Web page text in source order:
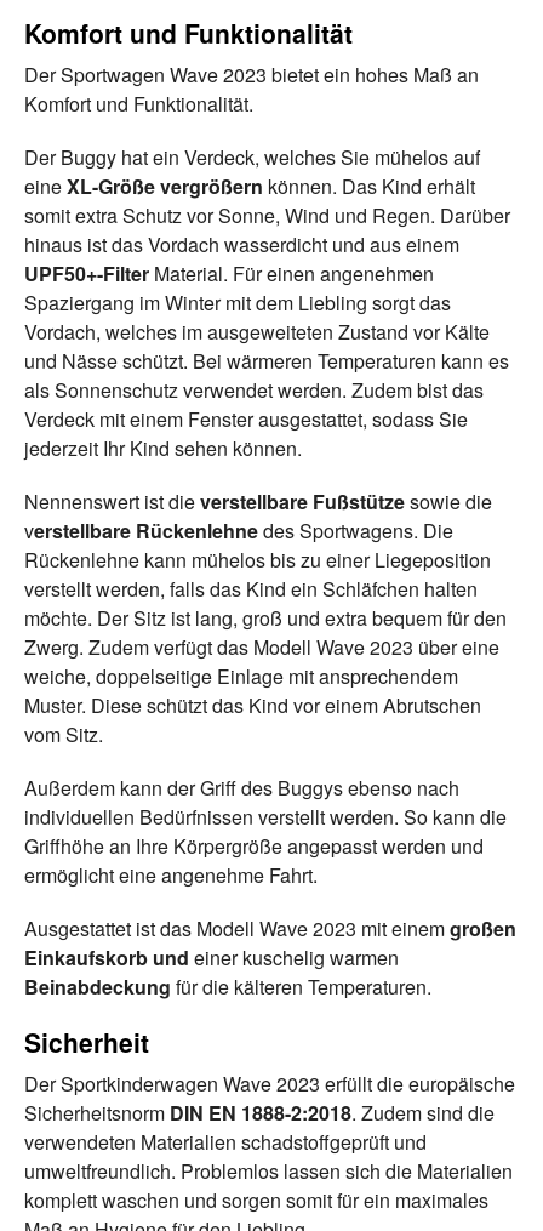
Komfort und Funktionalität
Der Sportwagen Wave 2023 bietet ein hohes Maß an
Komfort und Funktionalität.
Der Buggy hat ein Verdeck, welches Sie mühelos auf
eineXL-Größe vergrößern können. Das Kind erhält
somit extra Schutz vor Sonne, Wind und Regen. Darüber
hinaus ist das Vordach wasserdicht und aus einem
UPF50+-Filter Material. Für einen angenehmen
Spaziergang im Winter mit dem Liebling sorgt das
Vordach, welches im ausgeweiteten Zustand vor Kälte
und Nässe schützt. Bei wärmeren Temperaturen kann es
als Sonnenschutz verwendet werden. Zudem bist das
Verdeck mit einem Fenster ausgestattet, sodass Sie
jederzeit Ihr Kind sehen können.
Nennenswert ist dieverstellbare Fußstützesowie die
verstellbare Rückenlehnedes Sportwagens. Die
Rückenlehne kann mühelos bis zu einer Liegeposition
verstellt werden, falls das Kind ein Schläfchen halten
möchte. Der Sitz ist lang, groß und extra bequem für den
Zwerg. Zudem verfügt das Modell Wave 2023 über eine
weiche, doppelseitige Einlage mit ansprechendem
Muster. Diese schützt das Kind vor einem Abrutschen
vom Sitz.
Außerdem kann der Griff des Buggys ebenso nach
individuellen Bedürfnissen verstellt werden. So kann die
Griffhöhe an Ihre Körpergröße angepasst werden und
ermöglicht eine angenehme Fahrt.
Ausgestattet ist das Modell Wave 2023 mit einemgroßen
Einkaufskorb und einer kuschelig warmen
Beinabdeckung für die kälteren Temperaturen.
Sicherheit
Der Sportkinderwagen Wave 2023 erfüllt die europäische
Sicherheitsnorm DIN EN 1888-2:2018. Zudem sind die
verwendeten Materialien schadstoffgeprüft und
umweltfreundlich. Problemlos lassen sich die Materialien
komplett waschen und sorgen somit für ein maximales